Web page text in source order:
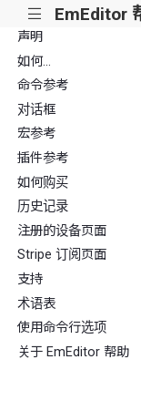
||| EmEditor
声明
如何...
命令参考
对话框
宏参考
插件参考
如何购买
历史记录
注册的设备页面
Stripe 订阅页面
支持
术语表
使用命令行选项
关于 EmEditor 帮助